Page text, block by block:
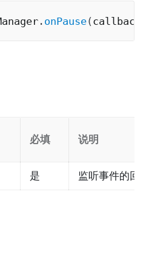
. onPause( callback
必填 说明
是 监听事件的回